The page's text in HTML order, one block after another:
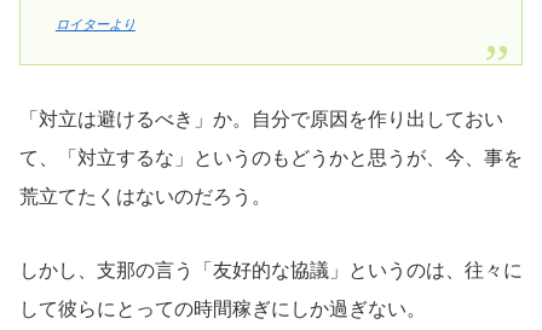
ロイターより
「対立は避けるべき」か。自分で原因を作り出しておい
て、「対立するな」というのもどうかと思うが、今、事を
荒立てたくはないのだろう。
しかし、支那の言う「友好的な協議」というのは、往々に
して彼らにとっての時間稼ぎにしか過ぎない。